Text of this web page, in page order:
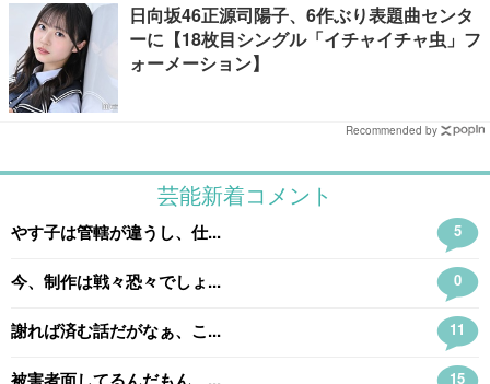
日向坂46正源司陽子、6作ぶり表題曲センタ
ーに【18枚目シングル「イチャイチャ虫」フ
ォーメーション】
Recommended by